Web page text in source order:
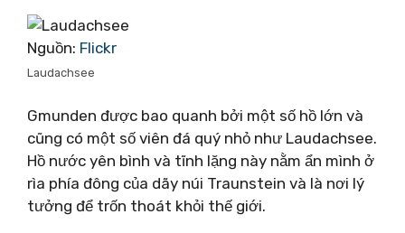
Nguồn: Flickr
Laudachsee
Gmunden được bao quanh bởi một số hồ lớn và
cũng có một số viên đá quý nhỏ như Laudachsee.
Hồ nước yên bình và tĩnh lặng này nằm ẩn mình ở
rìa phía đông của dãy núi Traunstein và là nơi lý
tưởng để trốn thoát khỏi thế giới.